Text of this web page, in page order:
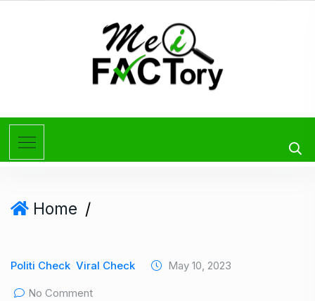
Home /
Politi Check Viral Check May 10, 2023
No Comment